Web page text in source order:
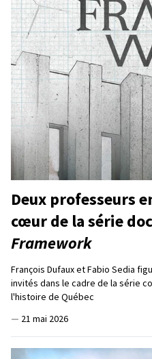
Deux professeurs
cœur de la série
Framework
François Dufaux et Fabio Sedia
invités dans le cadre de la série
l'histoire de Québec
— 21 mai 2026